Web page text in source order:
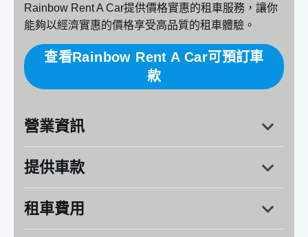
Rainbow Rent A Car提供價格實惠的租車服務，讓你
能夠以經濟實惠的價格享受高品質的租車體驗。
查看Rainbow Rent A Car可預訂車
款
營業資訊
地址：福岡縣福岡市16-16 Nishitsukiguma1
提供車款
MITSUBISHI：得利卡（五人座）
租車費用